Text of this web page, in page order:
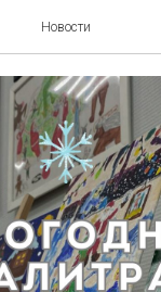
Новости